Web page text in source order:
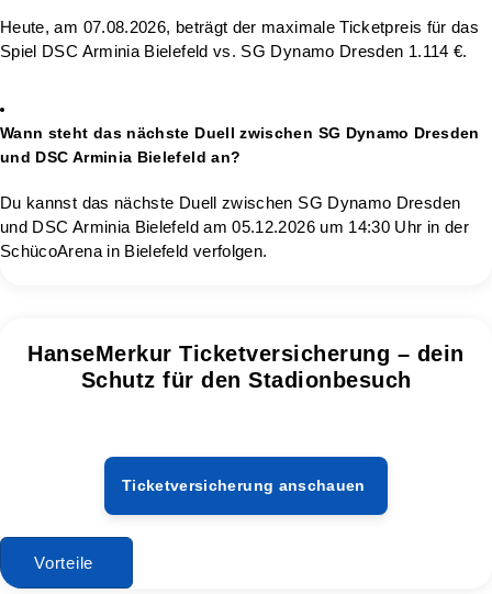
Heute, am 07.08.2026, beträgt der maximale Ticketpreis für das
Spiel DSC Arminia Bielefeld vs. SG Dynamo Dresden 1.114 €.
Wann steht das nächste Duell zwischen SG Dynamo Dresden
und DSC Arminia Bielefeld an?
Du kannst das nächste Duell zwischen SG Dynamo Dresden
und DSC Arminia Bielefeld am 05.12.2026 um 14:30 Uhr in der
SchücoArena in Bielefeld verfolgen.
HanseMerkur Ticketversicherung – dein
Schutz für den Stadionbesuch
Ticketversicherung anschauen
Vorteile